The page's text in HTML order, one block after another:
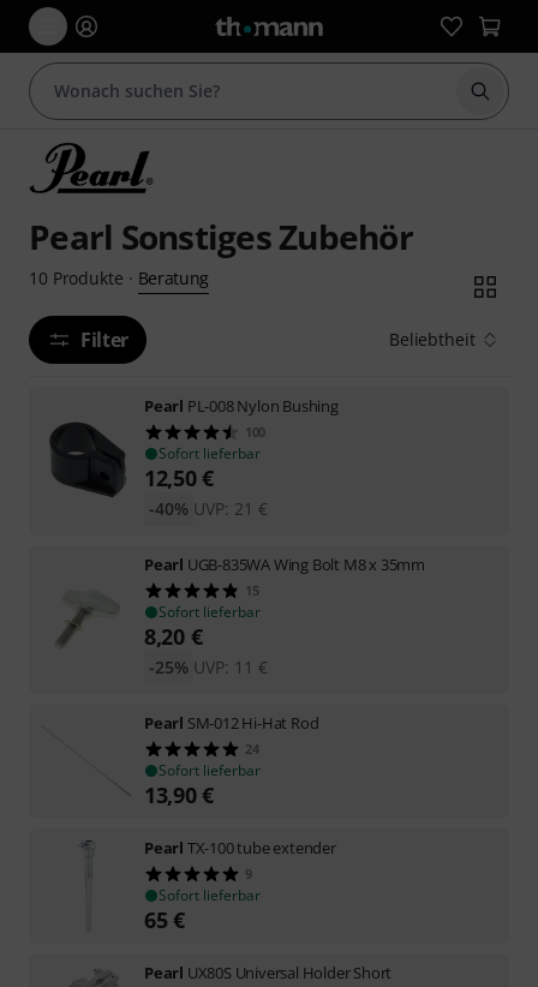
Suche
Pearl Sonstiges Zubehör
10 Produkte · Beratung
Filter Beliebtheit
Pearl PL-008 Nylon Bushing
100
Sofort lieferbar
12,50€
UVP: 21 €
-40%
Pearl UGB-835WA Wing Bolt M8 x 35mm
15
Sofort lieferbar
8,20 €
UVP: 11 €
-25%
Pearl SM-012 Hi-Hat Rod
24
Sofort lieferbar
13,90€
Pearl TX-100 tube extender
9
Sofort lieferbar
65€
Pearl UX80S Universal Holder Short